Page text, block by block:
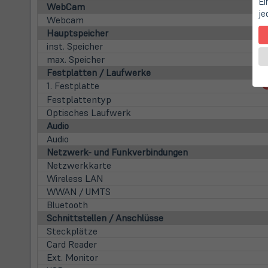
WebCam
Webcam
Hauptspeicher
inst. Speicher
max. Speicher
Festplatten / Laufwerke
1. Festplatte
Festplattentyp
Optisches Laufwerk
Audio
Audio
Netzwerk- und Funkverbindungen
Netzwerkkarte
Wireless LAN
WWAN / UMTS
Bluetooth
Schnittstellen / Anschlüsse
Steckplätze
Card Reader
Ext. Monitor